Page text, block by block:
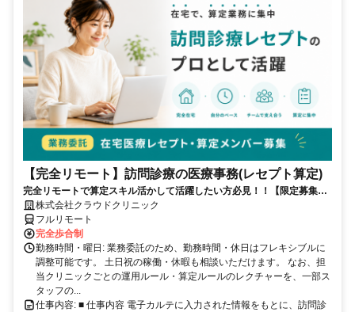
【完全リモート】訪問診療の医療事務(レセプト算定)
完全リモートで算定スキル活かして活躍したい方必見！！【限定募集】
完全リモート｜在宅医療レセプト算定（成果報酬型／業務委託）
株式会社クラウドクリニック
フルリモート
完全歩合制
勤務時間・曜日: 業務委託のため、勤務時間・休日はフレキシブルに
調整可能です。 土日祝の稼働・休暇も相談いただけます。 なお、担
当クリニックごとの運用ルール・算定ルールのレクチャーを、一部ス
タッフの...
仕事内容: ■ 仕事内容 電子カルテに入力された情報をもとに、訪問診